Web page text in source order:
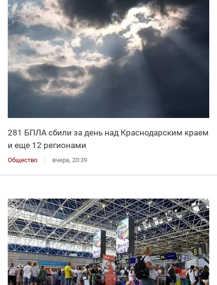
281 БПЛА сбили за день над Краснодарским краем
и еще 12 регионами
Общество вчера, 20:39